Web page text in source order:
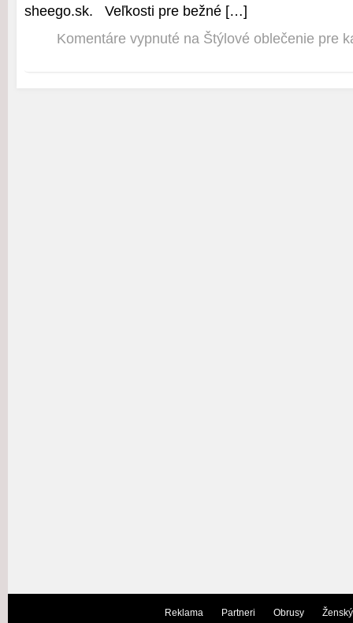
sheego.sk. Veľkosti pre bežné […]
Komentáre vypnuté na Štýlové oblečenie pre
Reklama Partneri Obrusy